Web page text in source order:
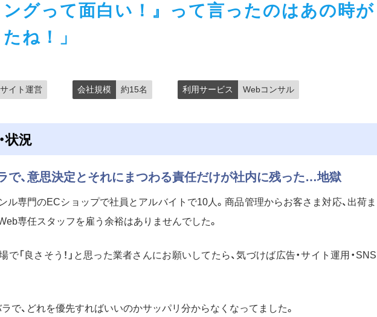
グって面白い！』って言ったのはあの時が
ね！」
イト運営 会社規模 約15名 利用サービス Webコンサル
状況
で、意思決定とそれにまつわる責任だけが社内に残った…地獄
ル専門のECショップで社員とアルバイトで10人。商品管理からお客さま対応、出荷ま
専任スタッフを雇う余裕はありませんでした。
で「良さそう！」と思った業者さんにお願いしてたら、気づけば広告・サイト運用・SNS
で、どれを優先すればいいのかサッパリ分からなくなってました。